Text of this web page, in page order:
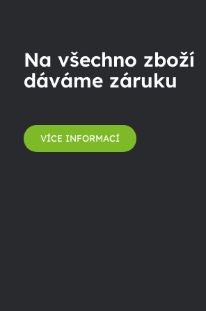
Na všechno zboží
dáváme záruku
VÍCE INFORMACÍ